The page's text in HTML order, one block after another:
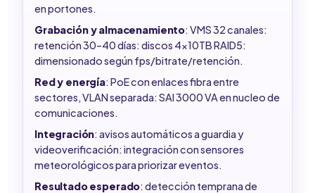
en portones.
Grabación y almacenamiento: VMS 32 canales:
retención 30–40 días: discos 4x10TB RAID5:
dimensionado según fps/bitrate/retención.
Red y energía: PoE con enlaces fibra entre
sectores, VLAN separada: SAI 3000 VA en nucleo de
comunicaciones.
Integración: avisos automáticos a guardia y
videoverificación: integración con sensores
meteorológicos para priorizar eventos.
Resultado esperado: detección temprana de